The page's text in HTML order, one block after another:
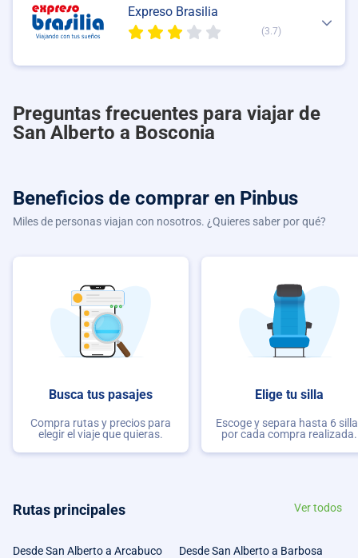
Expreso Brasilia
(3.7)
Preguntas frecuentes para viajar de
San Alberto a Bosconia
Beneficios de comprar en Pinbus
Miles de personas viajan con nosotros. ¿Quieres saber por qué?
Busca tus pasajes
Compra rutas y precios para
elegir el viaje que quieras.
Elige tu silla
Escoge y separa hasta 6
por cada compra realizada.
Rutas principales Ver todos
Desde San Alberto a Arcabuco Desde San Alberto a Barbosa